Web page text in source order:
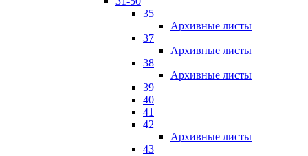
35
Архивные листы
37
Архивные листы
38
Архивные листы
39
40
41
42
Архивные листы
43